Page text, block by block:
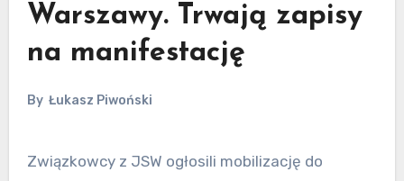
Warszawy. Trwają zapisy
na manifestację
By Łukasz Piwoński
Związkowcy z JSW ogłosili mobilizację do